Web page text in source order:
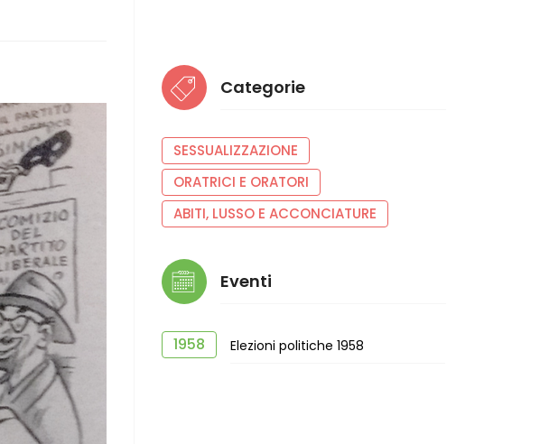
Categorie
SESSUALIZZAZIONE
ORATRICI E ORATORI
ABITI, LUSSO E ACCONCIATURE
Eventi
1958 Elezioni politiche 1958